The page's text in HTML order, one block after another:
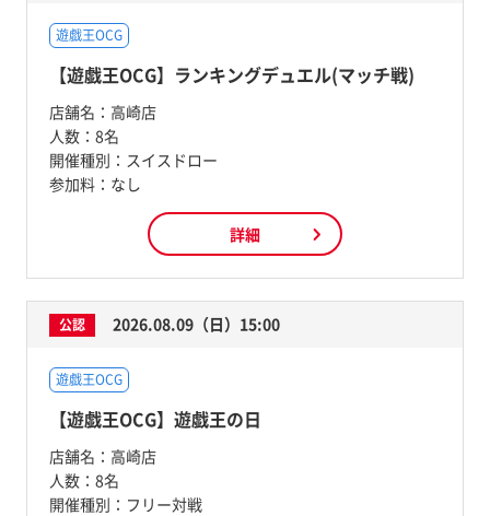
遊戯王OCG
【遊戯王OCG】ランキングデュエル(マッチ戦)
店舗名： 高崎店
人数： 8名
開催種別： スイスドロー
参加料： なし
詳細
公認 2026.08.09（日）15:00
遊戯王OCG
【遊戯王OCG】遊戯王の日
店舗名： 高崎店
人数： 8名
開催種別： フリー対戦